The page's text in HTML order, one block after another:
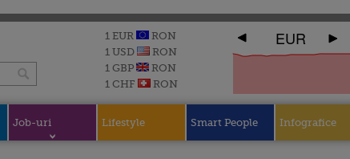
1 EUR
RON
1 USD
RON
1 GBP
RON
1 CHF
RON
EUR
Job-uri Lifestyle Smart People Infografice